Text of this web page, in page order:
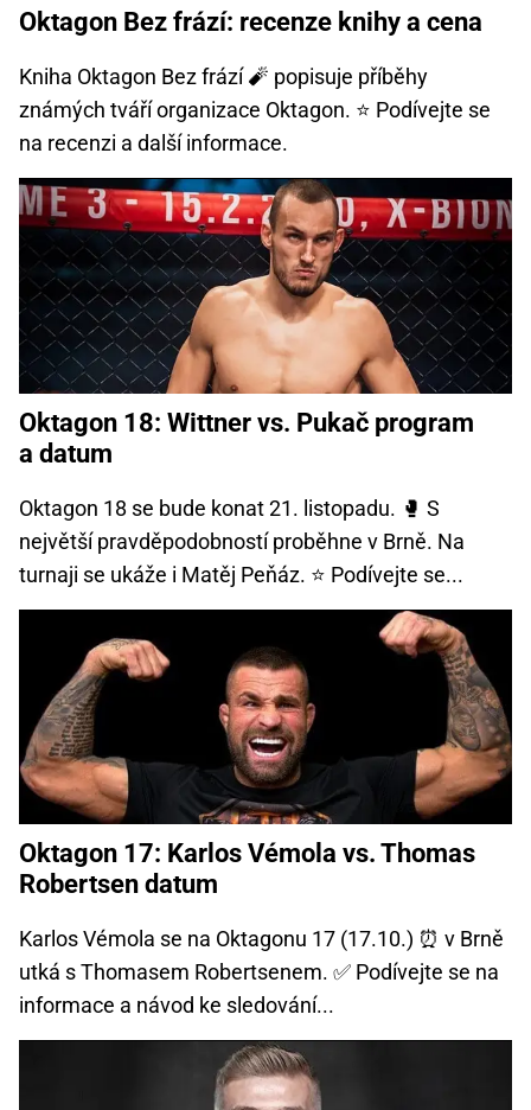
Oktagon Bez frází: recenze knihy a cena
Kniha Oktagon Bez frází 🧨 popisuje příběhy
známých tváří organizace Oktagon. ⭐ Podívejte se
na recenzi a další informace.
Oktagon 18: Wittner vs. Pukač program
a datum
Oktagon 18 se bude konat 21. listopadu. 🥊 S
největší pravděpodobností proběhne v Brně. Na
turnaji se ukáže i Matěj Peňáz. ⭐ Podívejte se...
Oktagon 17: Karlos Vémola vs. Thomas
Robertsen datum
Karlos Vémola se na Oktagonu 17 (17.10.) ⏰ v Brně
utká s Thomasem Robertsenem. ✅ Podívejte se na
informace a návod ke sledování...